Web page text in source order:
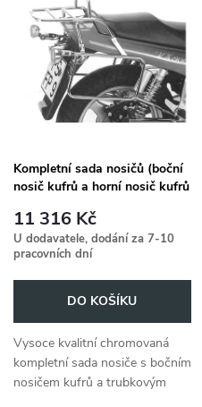
Kompletní sada nosičů (boční
nosič kufrů a horní nosič kufrů
800 (1990-1995)
11 316 Kč
U dodavatele, dodání za 7-10
pracovních dní
DO KOŠÍKU
Vysoce kvalitní chromovaná
kompletní sada nosiče s bočním
nosičem kufrů a trubkovým